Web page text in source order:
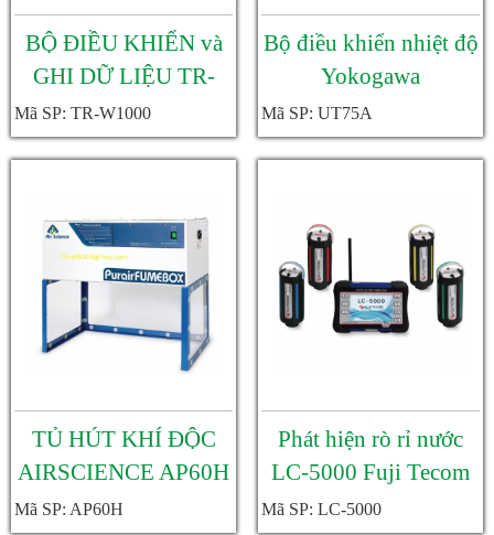
BỘ ĐIỀU KHIỂN và
GHI DỮ LIỆU TR-
W1000 Keyence
Mã SP: TR-W1000
Bộ điều khiển nhiệt độ
Yokogawa
UT75A/UT55A/
D
Mã SP: UT75A
TỦ HÚT KHÍ ĐỘC
AIRSCIENCE AP60H
AP60V AP60H--XL
Mã SP: AP60H
Phát hiện rò rỉ nước
LC-5000 Fuji Tecom
Mã SP: LC-5000